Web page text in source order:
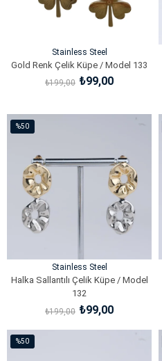
Stainless Steel
Gold Renk Çelik Küpe / Model 133
₺99,00
₺199,00
%50
%50İndirim
Stainless Steel
Halka Sallantılı Çelik Küpe / Model
132
₺99,00
₺199,00
SEPETE EKLE
%50